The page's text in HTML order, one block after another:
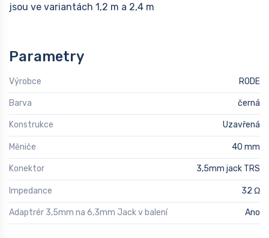
jsou ve variantách 1,2 m a 2,4 m
Parametry
Výrobce RODE
Barva černá
Konstrukce Uzavřená
Měniče 40 mm
Konektor 3,5mm jack TRS
Impedance 32 Ω
Adaptrér 3,5mm na 6,3mm Jack v balení Ano